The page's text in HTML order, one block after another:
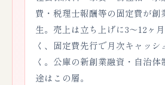
費・税理士報酬等の固定費が創
生。売上は立ち上げに3〜12ヶ
く、固定費先行で月次キャッシ
く。公庫の新創業融資・自治体
途はこの層。